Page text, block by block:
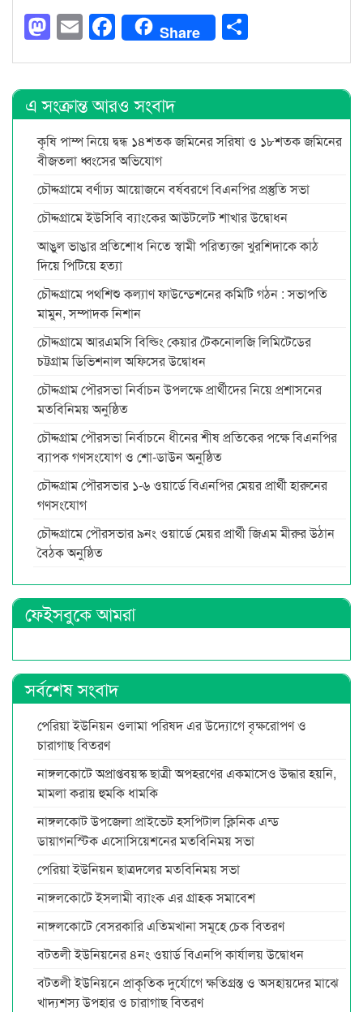
Mastodon
EmailFacebook
Share
এ সংক্রান্ত আরও সংবাদ
কৃষি পাম্প নিয়ে দ্বন্ধ ১৪শতক জমিনের সরিষা ও ১৮শতক জমিনের
বীজতলা ধ্বংসের অভিযোগ
চৌদ্দগ্রামে বর্ণাঢ্য আয়োজনে বর্ষবরণে বিএনপির প্রস্তুতি সভা
চৌদ্দগ্রামে ইউসিবি ব্যাংকের আউটলেট শাখার উদ্বোধন
আঙুল ভাঙার প্রতিশোধ নিতে স্বামী পরিত্যক্তা খুরশিদাকে কাঠ
দিয়ে পিটিয়ে হত্যা
চৌদ্দগ্রামে পথশিশু কল্যাণ ফাউন্ডেশনের কমিটি গঠন : সভাপতি
মামুন, সম্পাদক নিশান
চৌদ্দগ্রামে আরএমসি বিল্ডিং কেয়ার টেকনোলজি লিমিটেডের
চট্টগ্রাম ডিভিশনাল অফিসের উদ্বোধন
চৌদ্দগ্রাম পৌরসভা নির্বাচন উপলক্ষে প্রার্থীদের নিয়ে প্রশাসনের
মতবিনিময় অনুষ্ঠিত
চৌদ্দগ্রাম পৌরসভা নির্বাচনে ধীনের শীষ প্রতিকের পক্ষে বিএনপির
ব্যাপক গণসংযোগ ও শো-ডাউন অনুষ্ঠিত
চৌদ্দগ্রাম পৌরসভার ১-৬ ওয়ার্ডে বিএনপির মেয়র প্রার্থী হারুনের
গণসংযোগ
চৌদ্দগ্রামে পৌরসভার ৯নং ওয়ার্ডে মেয়র প্রার্থী জিএম মীরুর উঠান
বৈঠক অনুষ্ঠিত
ফেইসবুকে আমরা
সর্বশেষ সংবাদ
পেরিয়া ইউনিয়ন ওলামা পরিষদ এর উদ্যোগে বৃক্ষরোপণ ও
চারাগাছ বিতরণ
নাঙ্গলকোটে অপ্রাপ্তবয়স্ক ছাত্রী অপহরণের একমাসেও উদ্ধার হয়নি,
মামলা করায় হুমকি ধামকি
নাঙ্গলকোট উপজেলা প্রাইভেট হসপিটাল ক্লিনিক এন্ড
ডায়াগনস্টিক এসোসিয়েশনের মতবিনিময় সভা
পেরিয়া ইউনিয়ন ছাত্রদলের মতবিনিময় সভা
নাঙ্গলকোটে ইসলামী ব্যাংক এর গ্রাহক সমাবেশ
নাঙ্গলকোটে বেসরকারি এতিমখানা সমূহে চেক বিতরণ
বটতলী ইউনিয়নের ৪নং ওয়ার্ড বিএনপি কার্যালয় উদ্বোধন
বটতলী ইউনিয়নে প্রাকৃতিক দুর্যোগে ক্ষতিগ্রস্ত ও অসহায়দের মাঝে
খাদ্যশস্য উপহার ও চারাগাছ বিতরণ